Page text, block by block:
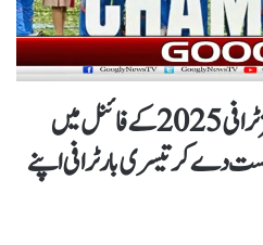
بھارت نے آئی سی سی چیمپئنز ٹرافی 2025 کے فائنل میں
سے شکست دے کر تیسری بار ٹرافی اپنے